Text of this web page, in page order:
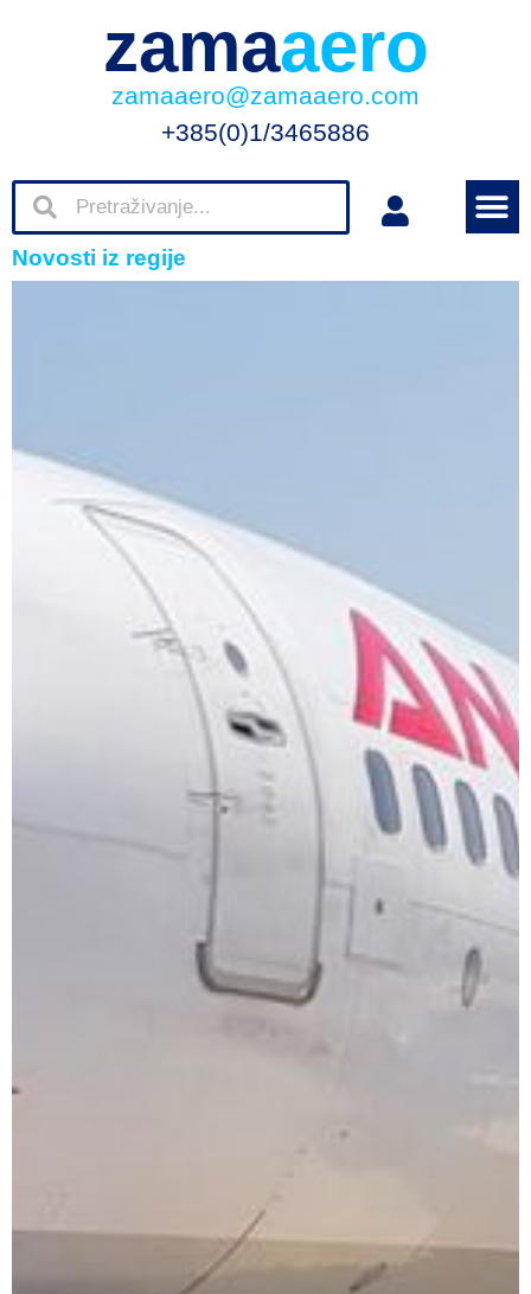
zamaaero
zamaaero@zamaaero.com
+385(0)1/3465886
Novosti iz regije